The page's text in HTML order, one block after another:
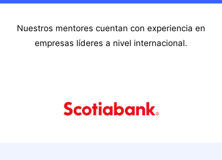
Nuestros mentores cuentan con experiencia en
empresas líderes a nivel internacional.